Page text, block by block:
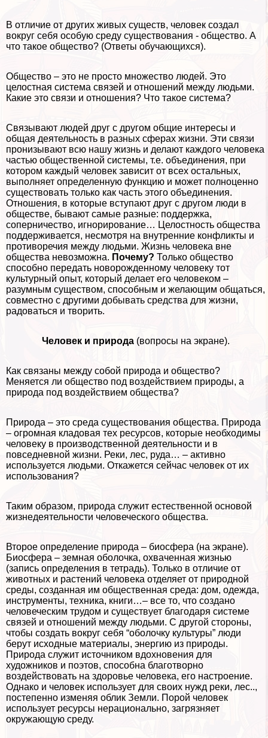
В отличие от других живых существ, человек создал
вокруг себя особую среду существования - общество. А
что такое общество? (Ответы обучающихся).
Общество – это не просто множество людей. Это
целостная система связей и отношений между людьми.
Какие это связи и отношения? Что такое система?
Связывают людей друг с другом общие интересы и
общая деятельность в разных сферах жизни. Эти связи
пронизывают всю нашу жизнь и делают каждого человека
частью общественной системы, т.е. объединения, при
котором каждый человек зависит от всех остальных,
выполняет определенную функцию и может полноценно
существовать только как часть этого объединения.
Отношения, в которые вступают друг с другом люди в
обществе, бывают самые разные: поддержка,
соперничество, игнорирование… Целостность общества
поддерживается, несмотря на внутренние конфликты и
противоречия между людьми. Жизнь человека вне
общества невозможна. Почему? Только общество
способно передать новорожденному человеку тот
культурный опыт, который делает его человеком –
разумным существом, способным и желающим общаться,
совместно с другими добывать средства для жизни,
радоваться и творить.
Человек и природа(вопросы на экране).
Как связаны между собой природа и общество?
Меняется ли общество под воздействием природы, а
природа под воздействием общества?
Природа – это среда существования общества. Природа
– огромная кладовая тех ресурсов, которые необходимы
человеку в производственной деятельности и в
повседневной жизни. Реки, лес, руда… – активно
используется людьми. Откажется сейчас человек от их
использования?
Таким образом, природа служит естественной основой
жизнедеятельности человеческого общества.
Второе определение природа – биосфера (на экране).
Биосфера – земная оболочка, охваченная жизнью
(запись определения в тетрадь). Только в отличие от
животных и растений человека отделяет от природной
среды, созданная им общественная среда: дом, одежда,
инструменты, техника, книги…– все то, что создано
человеческим трудом и существует благодаря системе
связей и отношений между людьми. С другой стороны,
чтобы создать вокруг себя “оболочку культуры” люди
берут исходные материалы, энергию из природы.
Природа служит источником вдохновения для
художников и поэтов, способна благотворно
воздействовать на здоровье человека, его настроение.
Однако и человек использует для своих нужд реки, лес..,
постепенно изменяя облик Земли. Порой человек
использует ресурсы нерационально, загрязняет
окружающую среду.